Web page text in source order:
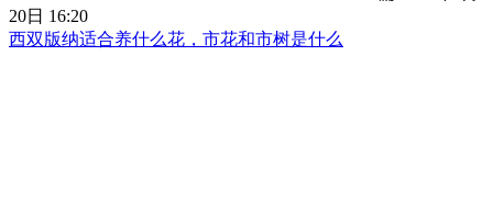
20日 16:20
西双版纳适合养什么花，市花和市树是什么